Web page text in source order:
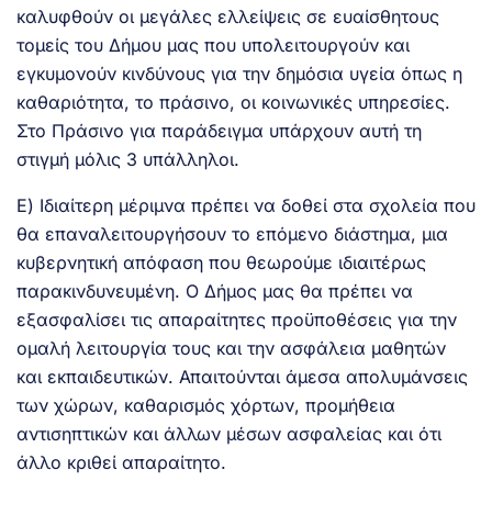
καλυφθούν οι μεγάλες ελλείψεις σε ευαίσθητους
τομείς του Δήμου μας που υπολειτουργούν και
εγκυμονούν κινδύνους για την δημόσια υγεία όπως η
καθαριότητα, το πράσινο, οι κοινωνικές υπηρεσίες.
Στο Πράσινο για παράδειγμα υπάρχουν αυτή τη
στιγμή μόλις 3 υπάλληλοι.
Ε) Ιδιαίτερη μέριμνα πρέπει να δοθεί στα σχολεία που
θα επαναλειτουργήσουν το επόμενο διάστημα, μια
κυβερνητική απόφαση που θεωρούμε ιδιαιτέρως
παρακινδυνευμένη. Ο Δήμος μας θα πρέπει να
εξασφαλίσει τις απαραίτητες προϋποθέσεις για την
ομαλή λειτουργία τους και την ασφάλεια μαθητών
και εκπαιδευτικών. Απαιτούνται άμεσα απολυμάνσεις
των χώρων, καθαρισμός χόρτων, προμήθεια
αντισηπτικών και άλλων μέσων ασφαλείας και ότι
άλλο κριθεί απαραίτητο.